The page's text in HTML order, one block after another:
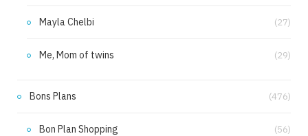
Mayla Chelbi (27)
Me, Mom of twins (29)
Bons Plans (476)
Bon Plan Shopping (56)